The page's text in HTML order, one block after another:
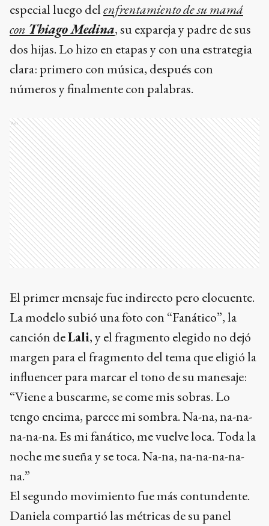
especial luego delenfrentamiento de su mamá
con Thiago Medina, su expareja y padre de sus
dos hijas. Lo hizo en etapas y con una estrategia
clara: primero con música, después con
números y finalmente con palabras.
Ads
El primer mensaje fue indirecto pero elocuente.
La modelo subió una foto con “Fanático”, la
canción deLali, y el fragmento elegido no dejó
margen para el fragmento del tema que eligió la
influencer para marcar el tono de su manesaje:
“Viene a buscarme, se come mis sobras. Lo
tengo encima, parece mi sombra. Na-na, na-na-
na-na-na. Es mi fanático, me vuelve loca. Toda la
noche me sueña y se toca. Na-na, na-na-na-na-
na.”
El segundo movimiento fue más contundente.
Daniela compartió las métricas de su panel